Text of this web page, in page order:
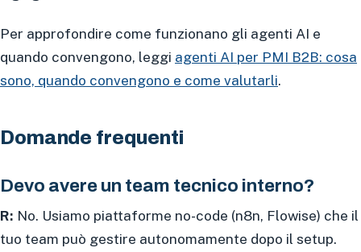
Per approfondire come funzionano gli agenti AI e
quando convengono, leggi agenti AI per PMI B2B: cosa
sono, quando convengono e come valutarli.
Domande frequenti
Devo avere un team tecnico interno?
R: No. Usiamo piattaforme no-code (n8n, Flowise) che il
tuo team può gestire autonomamente dopo il setup.